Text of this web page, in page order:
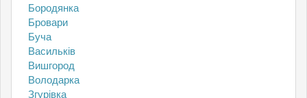
Бородянка
Бровари
Буча
Васильків
Вишгород
Володарка
Згурівка